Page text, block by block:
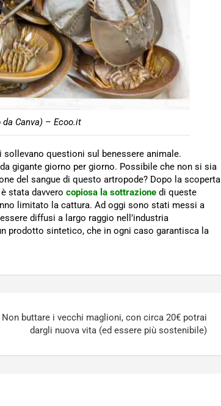
Canva) – Ecoo.it
sollevano questioni sul benessere animale.
gigante giorno per giorno. Possibile che non si sia
del sangue di questo artropode? Dopo la scoperta
stata davvero copiosa la sottrazione di queste
limitato la cattura. Ad oggi sono stati messi a
diffusi a largo raggio nell’industria
prodotto sintetico, che in ogni caso garantisca la
Non buttare i vecchi maglioni, con circa 20€ potrai
dargli nuova vita (ed essere più sostenibile)